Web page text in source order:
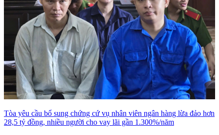
Tòa yêu cầu bổ sung chứng cứ vụ nhân viên ngân hàng lừa đảo hơn
28,5 tỷ đồng, nhiều người cho vay lãi gần 1.300%/năm